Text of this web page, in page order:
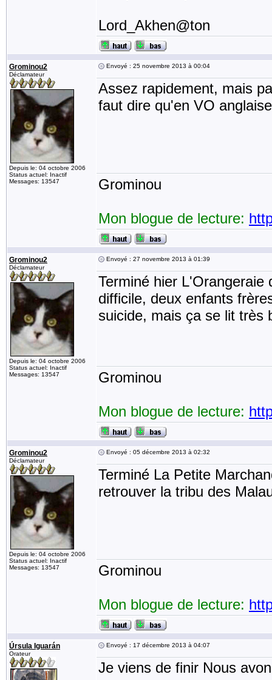
Lord_Akhen@ton
Grominou2
Déclamateur
Depuis le: 04 octobre 2006
Status actuel: Inactif
Messages: 13547
Envoyé : 25 novembre 2013 à 00:04
Assez rapidement, mais
faut dire qu'en VO
Grominou
Mon blogue de lecture:
Grominou2
Déclamateur
Depuis le: 04 octobre 2006
Status actuel: Inactif
Messages: 13547
Envoyé : 27 novembre 2013 à 01:39
Terminé hier L'Orangeraie
difficile, deux enfants
suicide, mais ça se lit très
Grominou
Mon blogue de lecture:
Grominou2
Déclamateur
Depuis le: 04 octobre 2006
Status actuel: Inactif
Messages: 13547
Envoyé : 05 décembre 2013 à 02:32
Terminé La Petite
retrouver la tribu des
Grominou
Mon blogue de lecture:
Úrsula Iguarán
Orateur
Envoyé : 17 décembre 2013 à 04:07
Je viens de finir Nous